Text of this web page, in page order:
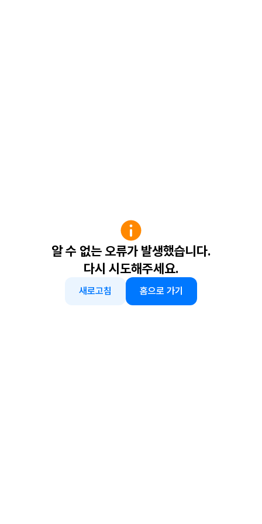
알 수 없는 오류가 발생했습니다.
다시 시도해주세요.
새로고침 홈으로 가기